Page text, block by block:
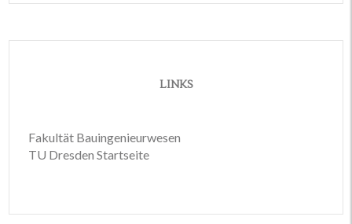
LINKS
Fakultät Bauingenieurwesen
TU Dresden Startseite